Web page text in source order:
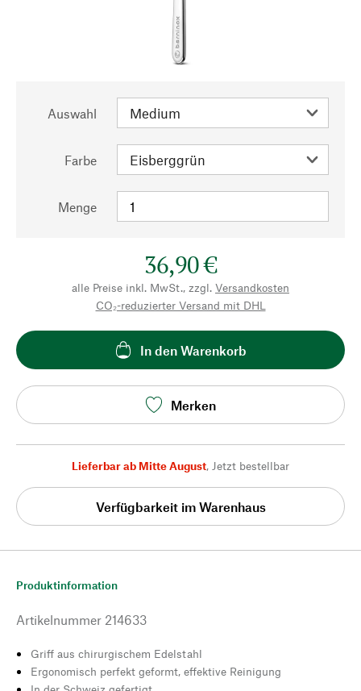
Auswahl
Farbe
Menge
36,90 €
alle Preise inkl. MwSt., zzgl. Versandkosten
CO₂-reduzierter Versand mit DHL
In den Warenkorb
Merken
Lieferbar ab Mitte August, Jetzt bestellbar
Verfügbarkeit im Warenhaus
Produktinformation
Artikelnummer 214633
Griff aus chirurgischem Edelstahl
Ergonomisch perfekt geformt, effektive Reinigung